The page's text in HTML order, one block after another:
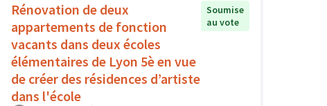
Rénovation de deux
appartements de fonction
vacants dans deux écoles
élémentaires de Lyon 5è en vue
de créer des résidences d’artiste
dans l'école
Soumise
au vote